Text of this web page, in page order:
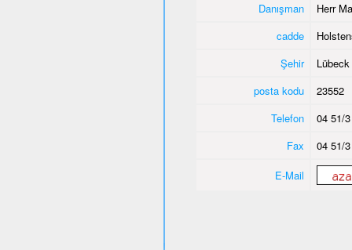
Danışman
Herr
cadde
Şehir
Lübeck
posta kodu
23552
Telefon
04 51/
Fax
04 51/
E-Mail